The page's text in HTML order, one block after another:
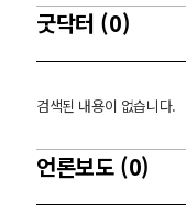
굿닥터 (0)
검색된 내용이 없습니다.
언론보도 (0)